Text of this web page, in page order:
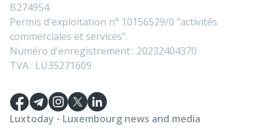
B274954
Permis d'exploitation n° 10156529/0 "activités
commerciales et services".
Numéro d'enregistrement : 20232404370
TVA : LU35271609
Luxtoday - Luxembourg news and media